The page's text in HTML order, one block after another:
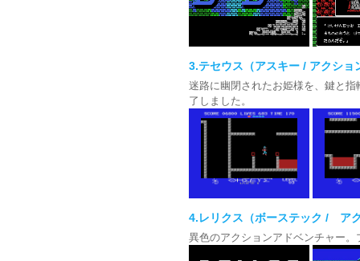
3.テセウス（アスキー / アクショ
迷路に幽閉されたお姫様を、鍵と
了しました。
4.レリクス（ボーステック / ア
異色のアクションアドベンチャー